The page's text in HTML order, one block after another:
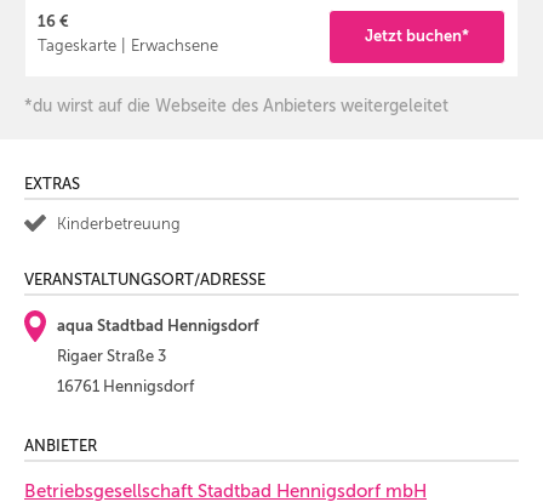
16 €
Tageskarte | Erwachsene
Jetzt buchen*
*du wirst auf die Webseite des Anbieters weitergeleitet
EXTRAS
Kinderbetreuung
VERANSTALTUNGSORT/ADRESSE
aqua Stadtbad Hennigsdorf
Rigaer Straße 3
16761 Hennigsdorf
ANBIETER
Betriebsgesellschaft Stadtbad Hennigsdorf mbH